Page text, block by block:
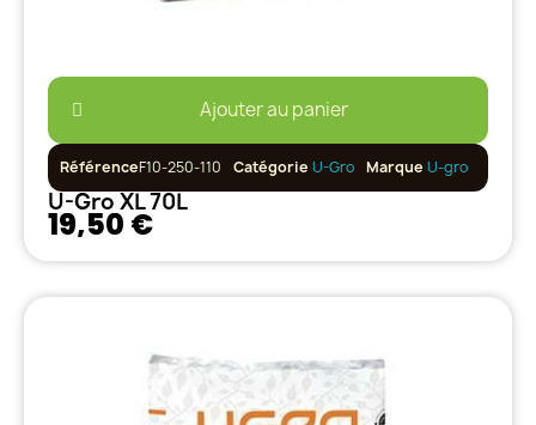
Ajouter au panier
RéférenceF10-250-110 Catégorie U-Gro Marque U-gro
U-Gro XL 70L
19,50 €